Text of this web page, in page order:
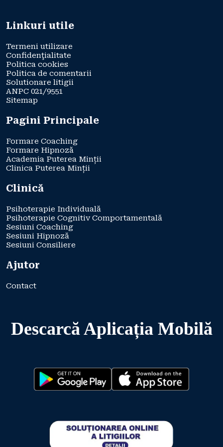
Linkuri utile
Termeni utilizare
Confidenţialitate
Politica cookies
Politica de comentarii
Solutionare litigii
ANPC 021/9551
Sitemap
Pagini Principale
Formare Coaching
Formare Hipnoză
Academia Puterea Minții
Clinica Puterea Minții
Clinică
Psihoterapie Individuală
Psihoterapie Cognitiv Comportamentală
Sesiuni Coaching
Sesiuni Hipnoză
Sesiuni Consiliere
Ajutor
Contact
Descarcă Aplicația Mobilă